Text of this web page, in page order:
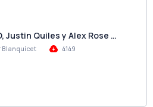
Justin Quiles y Alex Rose …
Blanquicet
4149